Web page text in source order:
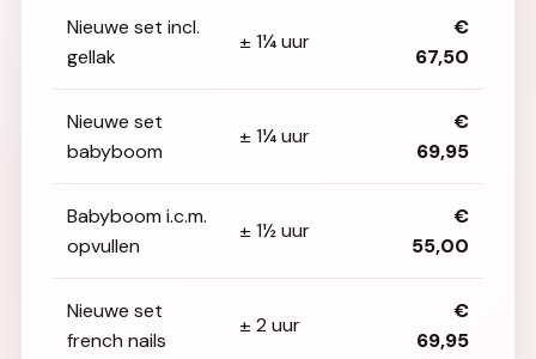
Nieuwe set incl.
gellak
± 1¼ uur
€
67,50
Nieuwe set
babyboom
± 1¼ uur
€
69,95
Babyboom i.c.m.
opvullen
± 1½ uur
€
55,00
Nieuwe set
french nails
± 2 uur
€
69,95